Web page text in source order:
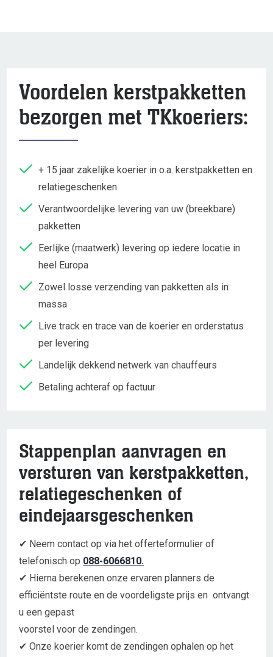
Voordelen kerstpakketten
bezorgen met TKkoeriers:
+ 15 jaar zakelijke koerier in o.a. kerstpakketten en
relatiegeschenken
Verantwoordelijke levering van uw (breekbare)
pakketten
Eerlijke (maatwerk) levering op iedere locatie in
heel Europa
Zowel losse verzending van pakketten als in
massa
Live track en trace van de koerier en orderstatus
per levering
Landelijk dekkend netwerk van chauffeurs
Betaling achteraf op factuur
Stappenplan aanvragen en
versturen van kerstpakketten,
relatiegeschenken of
eindejaarsgeschenken
✔ Neem contact op via het offerteformulier of
telefonisch op 088-6066810.
✔ Hierna berekenen onze ervaren planners de
efficiëntste route en de voordeligste prijs en ontvangt
u een gepast
voorstel voor de zendingen.
✔ Onze koerier komt de zendingen ophalen op het